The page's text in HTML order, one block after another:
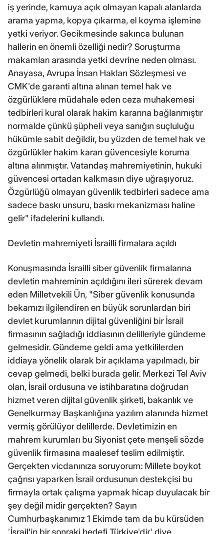
iş yerinde, kamuya açık olmayan kapalı alanlarda
arama yapma, kopya çıkarma, el koyma işlemine
yetki veriyor. Gecikmesinde sakınca bulunan
hallerin en önemli özelliği nedir? Soruşturma
makamları arasında yetki devrine neden olması.
Anayasa, Avrupa İnsan Hakları Sözleşmesi ve
CMK'de garanti altına alınan temel hak ve
özgürlüklere müdahale eden ceza muhakemesi
tedbirleri kural olarak hakim kararına bağlanmıştır
normalde çünkü şüpheli veya sanığın suçluluğu
hükümle sabit değildir, bu yüzden de temel hak ve
özgürlükler hakim kararı güvencesiyle koruma
altına alınmıştır. Vatandaş mahremiyetinin, hukuki
güvencesi ortadan kalkmasın diye uğraşıyoruz.
Özgürlüğü olmayan güvenlik tedbirleri sadece ama
sadece baskı unsuru, baskı mekanizması haline
gelir" ifadelerini kullandı.
Devletin mahremiyeti İsrailli firmalara açıldı
Konuşmasında İsrailli siber güvenlik firmalarına
devletin mahreminin açıldığını ileri sürerek devam
eden Milletvekili Ün, "Siber güvenlik konusunda
bekamızı ilgilendiren en büyük sorunlardan biri
devlet kurumlarının dijital güvenliğini bir İsrail
firmasının sağladığı iddiasının delilleriyle gündeme
gelmesidir. Gündeme geldi ama yetkililerden
iddiaya yönelik olarak bir açıklama yapılmadı, bir
cevap gelmedi, belki burada gelir. Merkezi Tel Aviv
olan, İsrail ordusuna ve istihbaratına doğrudan
hizmet veren dijital güvenlik şirketi, bakanlık ve
Genelkurmay Başkanlığına yazılım alanında hizmet
vermiş görülüyor delillerde. Devletimizin en
mahrem kurumları bu Siyonist çete menşeli sözde
güvenlik firmasına maalesef teslim edilmiştir.
Gerçekten vicdanınıza soruyorum: Millete boykot
çağrısı yaparken İsrail ordusunun destekçisi bu
firmayla ortak çalışma yapmak hicap duyulacak bir
şey değil midir gerçekten? Sayın
Cumhurbaşkanımız 1 Ekimde tam da bu kürsüden